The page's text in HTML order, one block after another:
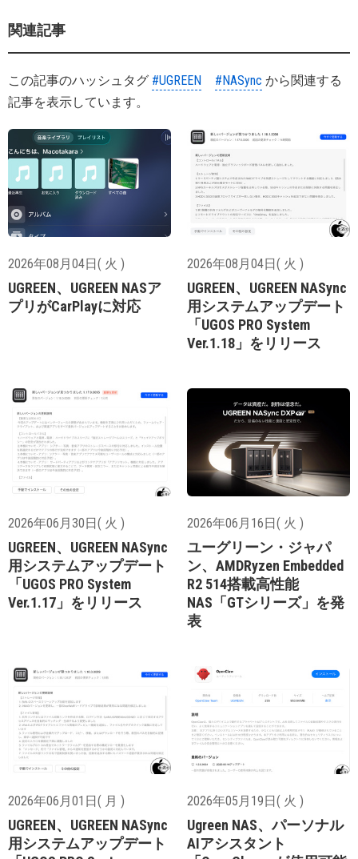
関連記事
この記事のハッシュタグ #UGREEN #NASync から関連する
記事を表示しています。
2026年08月04日( 火 )
UGREEN、UGREEN NASア
プリがCarPlayに対応
2026年08月04日( 火 )
UGREEN、UGREEN NASync
用システムアップデート
「UGOS PRO System
Ver.1.18」をリリース
2026年06月30日( 火 )
UGREEN、UGREEN NASync
用システムアップデート
「UGOS PRO System
Ver.1.17」をリリース
2026年06月16日( 火 )
ユーグリーン・ジャパ
ン、AMDRyzen Embedded
R2 514搭載高性能
NAS「GTシリーズ」を発
表
2026年06月01日( 月 )
UGREEN、UGREEN NASync
用システムアップデート
2026年05月19日( 火 )
Ugreen NAS、パーソナル
AIアシスタント